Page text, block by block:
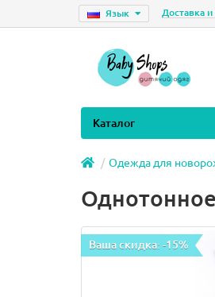
Язык Доставка и
Каталог
Одежда для
Ваша скидка: -15%